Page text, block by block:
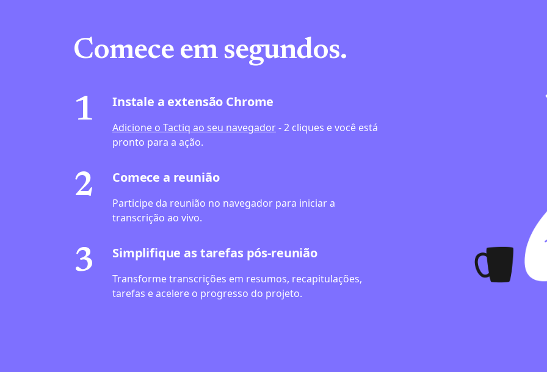
Comece em segundos.
1 Instale a extensão Chrome
Adicione o Tactiq ao seu navegador- 2 cliques e você está
pronto para a ação.
2 Comece a reunião
Participe da reunião no navegador para iniciar a
transcrição ao vivo.
3 Simplifique as tarefas pós-reunião
Transforme transcrições em resumos, recapitulações,
tarefas e acelere o progresso do projeto.